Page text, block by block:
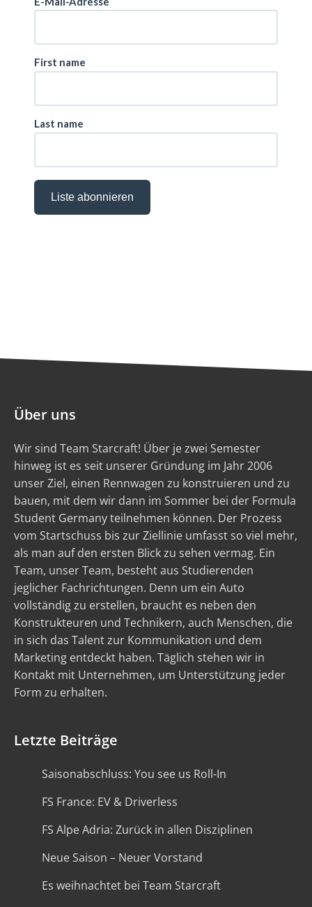
Über uns
Wir sind Team Starcraft! Über je zwei Semester
hinweg ist es seit unserer Gründung im Jahr 2006
unser Ziel, einen Rennwagen zu konstruieren und zu
bauen, mit dem wir dann im Sommer bei der Formula
Student Germany teilnehmen können. Der Prozess
vom Startschuss bis zur Ziellinie umfasst so viel mehr,
als man auf den ersten Blick zu sehen vermag. Ein
Team, unser Team, besteht aus Studierenden
jeglicher Fachrichtungen. Denn um ein Auto
vollständig zu erstellen, braucht es neben den
Konstrukteuren und Technikern, auch Menschen, die
in sich das Talent zur Kommunikation und dem
Marketing entdeckt haben. Täglich stehen wir in
Kontakt mit Unternehmen, um Unterstützung jeder
Form zu erhalten.
Letzte Beiträge
Saisonabschluss: You see us Roll-In
FS France: EV & Driverless
FS Alpe Adria: Zurück in allen Disziplinen
Neue Saison – Neuer Vorstand
Es weihnachtet bei Team Starcraft